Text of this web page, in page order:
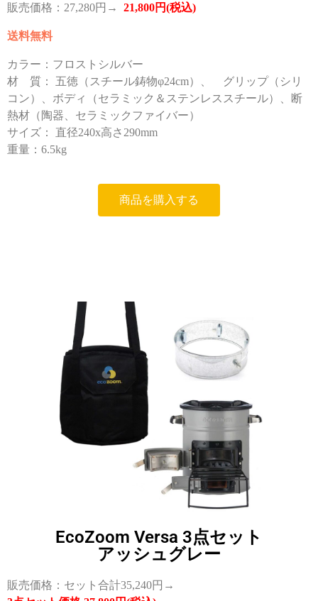
販売価格：27,280円→ 21,800円(税込)
送料無料
カラー：フロストシルバー
材 質： 五徳（スチール鋳物φ24cm）、 グリップ（シリ
コン）、ボディ（セラミック＆ステンレススチール）、断
熱材（陶器、セラミックファイバー）
サイズ： 直径240x高さ290mm
重量：6.5kg
商品を購入する
EcoZoom Versa 3点セット
アッシュグレー
販売価格：セット合計35,240円→